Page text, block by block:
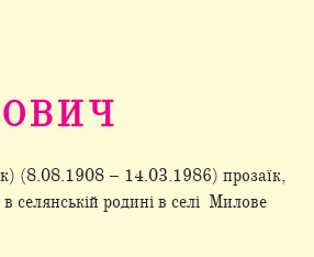
(8.08.1908 – 14.03.1986) прозаїк,
родині в селі Милове